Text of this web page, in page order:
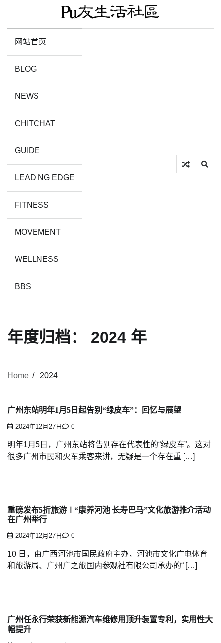
网站首页
BLOG
NEWS
CHITCHAT
GUIDE
LEADING EDGE
FITNESS
MOVEMENT
WELLNESS
BBS
年度归档： 2024 年
Home 2024
广州东站明年1月5日起告别“绿皮车”：回忆与展望
2024年12月27日 0
明年1月5日，广州东站将告别存在代表性的“绿皮车”。这对
很多广州市民和火车乘客来讲，无疑是一个存在重 […]
重磅发布5折旅游∣“康养河池 长寿巴马”文化旅游推介活动
在广州举行
2024年12月27日 0
10 日，由广西河池市国民政府主办，河池市文化广电体育
和旅游局、广州广之旅国内参观社有限公司承办的“ […]
广州任永行荣获新能源汽车维修用顶升装置专利，实用性大
幅提升